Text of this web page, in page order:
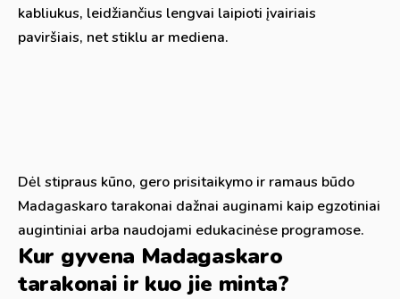
kabliukus, leidžiančius lengvai laipioti įvairiais
paviršiais, net stiklu ar mediena.
Dėl stipraus kūno, gero prisitaikymo ir ramaus būdo
Madagaskaro tarakonai dažnai auginami kaip egzotiniai
augintiniai arba naudojami edukacinėse programose.
Kur gyvena Madagaskaro
tarakonai ir kuo jie minta?